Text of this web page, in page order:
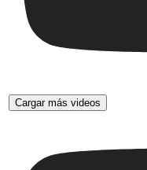
Cargar más videos